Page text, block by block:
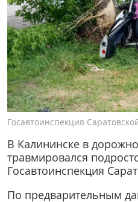
Госавтоинспекция
В Калининске в
травмировался
Госавтоинспекция
По предварительным